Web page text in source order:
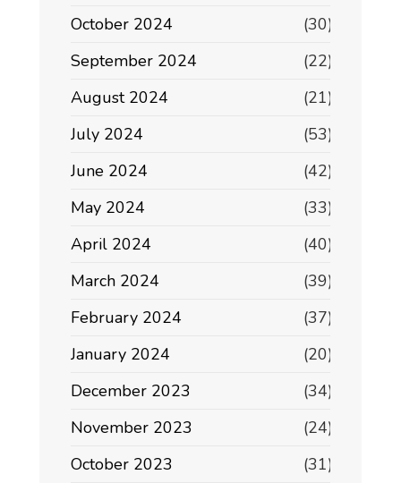
October 2024
(30)
September 2024
(22)
August 2024
(21)
July 2024
(53)
June 2024
(42)
May 2024
(33)
April 2024
(40)
March 2024
(39)
February 2024
(37)
January 2024
(20)
December 2023
(34)
November 2023
(24)
October 2023
(31)